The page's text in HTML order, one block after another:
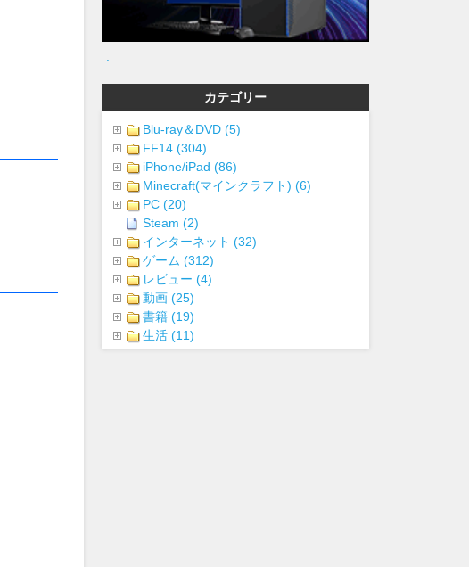
カテゴリー
Blu-ray＆DVD (5)
FF14 (304)
iPhone/iPad (86)
Minecraft(マインクラフト) (6)
PC (20)
Steam (2)
インターネット (32)
ゲーム (312)
レビュー (4)
動画 (25)
書籍 (19)
生活 (11)